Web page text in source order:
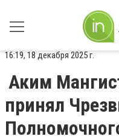
16:19, 18 декабря 2025 г.
Аким
принял